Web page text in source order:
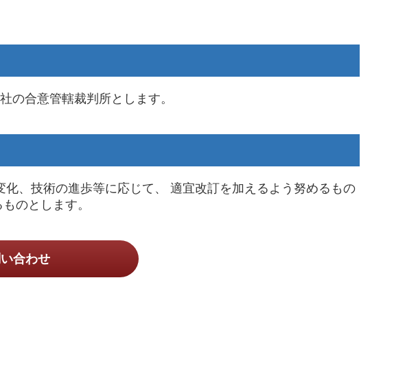
の合意管轄裁判所とします。
、技術の進歩等に応じて、 適宜改訂を加えるよう努めるもの
のとします。
合わせ